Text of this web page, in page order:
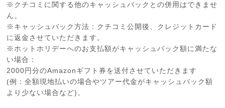
※クチコミに関する他のキャッシュバックとの併用はできませ
ん。
※キャッシュバック方法：クチコミ公開後、クレジットカード
に返金させていただきます。
※ホットホリデーへのお支払額がキャッシュバック額に満たな
い場合：
2000円分のAmazonギフト券を送付させていただきます
(例：全額現地払いの場合やツアー代金がキャッシュバック額
より少ない場合など)。